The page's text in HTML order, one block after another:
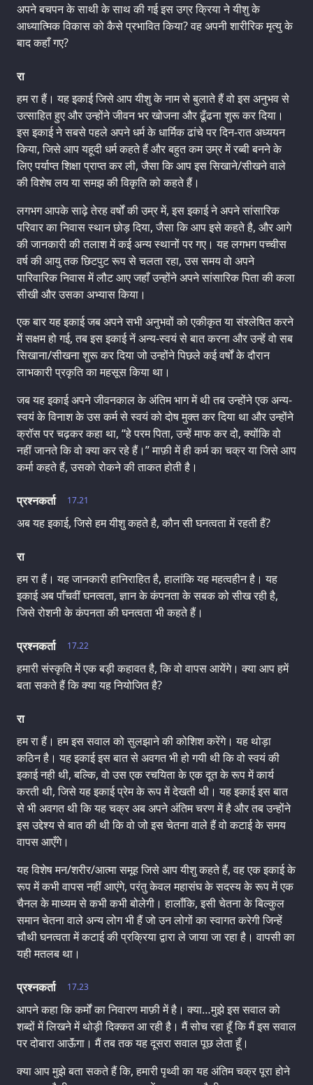
अपने बचपन के साथी के साथ की गई इस उग्र क्रिया ने यीशु के
आध्यात्मिक विकास को कैसे प्रभावित किया? वह अपनी शारीरिक मृत्यु के
बाद कहाँ गए?
रा
हम रा हैं। यह इकाई जिसे आप यीशु के नाम से बुलाते हैं वो इस अनुभव से
उत्साहित हुए और उन्होंने जीवन भर खोजना और ढूँढना शुरू कर दिया।
इस इकाई ने सबसे पहले अपने धर्म के धार्मिक ढांचे पर दिन-रात अध्ययन
किया, जिसे आप यहूदी धर्म कहते हैं और बहुत कम उम्र में रब्बी बनने के
लिए पर्याप्त शिक्षा प्राप्त कर ली, जैसा कि आप इस सिखाने/सीखने वाले
की विशेष लय या समझ की विकृति को कहते हैं।
लगभग आपके साढ़े तेरह वर्षों की उम्र में, इस इकाई ने अपने सांसारिक
परिवार का निवास स्थान छोड़ दिया, जैसा कि आप इसे कहते है, और आगे
की जानकारी की तलाश में कई अन्य स्थानों पर गए। यह लगभग पच्चीस
वर्ष की आयु तक छिटपुट रूप से चलता रहा, उस समय वो अपने
पारिवारिक निवास में लौट आए जहाँ उन्होंने अपने सांसारिक पिता की कला
सीखी और उसका अभ्यास किया।
एक बार यह इकाई जब अपने सभी अनुभवों को एकीकृत या संश्लेषित करने
में सक्षम हो गई, तब इस इकाई नें अन्य-स्वयं से बात करना और उन्हें वो सब
सिखाना/सीखना शुरू कर दिया जो उन्होंने पिछले कई वर्षों के दौरान
लाभकारी प्रकृति का महसूस किया था।
जब यह इकाई अपने जीवनकाल के अंतिम भाग में थी तब उन्होंने एक अन्य-
स्वयं के विनाश के उस कर्म से स्वयं को दोष मुक्त कर दिया था और उन्होंने
क्रॉस पर चढ़कर कहा था, “हे परम पिता, उन्हें माफ कर दो, क्योंकि वो
नहीं जानते कि वो क्या कर रहे हैं।” माफ़ी में ही कर्म का चक्र या जिसे आप
कर्मा कहते हैं, उसको रोकने की ताकत होती है।
17.21
प्रश्नकर्ता
अब यह इकाई, जिसे हम यीशु कहते है, कौन सी घनत्वता में रहती हैं?
रा
हम रा हैं। यह जानकारी हानिराहित है, हालांकि यह महत्वहीन है। यह
इकाई अब पाँचवीं घनत्वता, ज्ञान के कंपनता के सबक को सीख रही है,
जिसे रोशनी के कंपनता की घनत्वता भी कहते हैं।
17.22
प्रश्नकर्ता
हमारी संस्कृति में एक बड़ी कहावत है, कि वो वापस आयेंगे। क्या आप हमें
बता सकते हैं कि क्या यह नियोजित है?
रा
हम रा हैं। हम इस सवाल को सुलझाने की कोशिश करेंगे। यह थोड़ा
कठिन है। यह इकाई इस बात से अवगत भी हो गयी थी कि वो स्वयं की
इकाई नही थी, बल्कि, वो उस एक रचयिता के एक दूत के रूप में कार्य
करती थी, जिसे यह इकाई प्रेम के रूप में देखती थी। यह इकाई इस बात
से भी अवगत थी कि यह चक्र अब अपने अंतिम चरण में है और तब उन्होंने
इस उद्देश्य से बात की थी कि वो जो इस चेतना वाले हैं वो कटाई के समय
वापस आएँगे।
यह विशेष मन/शरीर/आत्मा समूह जिसे आप यीशु कहते हैं, वह एक इकाई के
रूप में कभी वापस नहीं आएंगे, परंतु केवल महासंघ के सदस्य के रूप में एक
चैनल के माध्यम से कभी कभी बोलेगी। हालाँकि, इसी चेतना के बिल्कुल
समान चेतना वाले अन्य लोग भी हैं जो उन लोगों का स्वागत करेगी जिन्हें
चौथी घनत्वता में कटाई की प्रक्रिया द्वारा ले जाया जा रहा है। वापसी का
यही मतलब था।
17.23
प्रश्नकर्ता
आपने कहा कि कर्मों का निवारण माफ़ी में है। क्या…मुझे इस सवाल को
शब्दों में लिखने में थोड़ी दिक्कत आ रही है। मैं सोच रहा हूँ कि मैं इस सवाल
पर दोबारा आऊॅंगा। मैं तब तक यह दूसरा सवाल पूछ लेता हूँ।
क्या आप मुझे बता सकते हैं कि, हमारी पृथ्वी का यह अंतिम चक्र पूरा होने